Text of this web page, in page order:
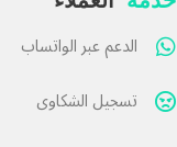
الدعم عبر الواتساب
تسجيل الشكاوى